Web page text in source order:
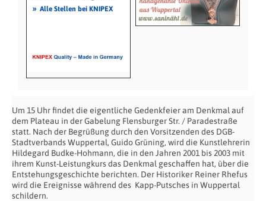
» Alle Stellen bei KNIPEX
Um 15 Uhr findet die eigentliche Gedenkfeier am Denkmal auf
dem Plateau in der Gabelung Flensburger Str. / Paradestraße
statt. Nach der Begrüßung durch den Vorsitzenden des DGB-
Stadtverbands Wuppertal, Guido Grüning, wird die Kunstlehrerin
Hildegard Budke-Hohmann, die in den Jahren 2001 bis 2003 mit
ihrem Kunst-Leistungkurs das Denkmal geschaffen hat, über die
Entstehungsgeschichte berichten. Der Historiker Reiner Rhefus
wird die Ereignisse während des Kapp-Putsches in Wuppertal
schildern.